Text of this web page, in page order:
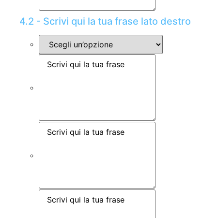
4.2 - Scrivi qui la tua frase lato destro